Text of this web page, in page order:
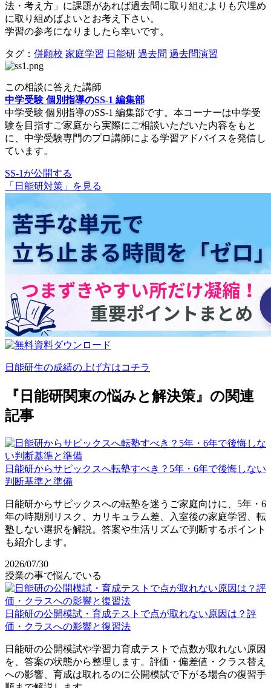
法・考え方」に課題があれば過去問に取り組むよりも穴埋め
に取り組めばよいとお考え下さい。
学習の参考になりましたら幸いです。
タグ： 併願校 家庭学習 日能研 過去問 過去問演習
この相談に答えた講師
中学受験 個別指導のSS-1 編集部
中学受験 個別指導のSS-1 編集部です。本コーナーは中学受
験を目指すご家庭から実際にご相談いただいた内容をもと
に、中学受験専門のプロ講師による学習アドバイスを発信し
ています。
SS-1が公開する
「日能研対策」を見る
日能研生の成績の上げ方はコチラ
『日能研関東の悩みと解決策』の関連
記事
日能研からサピックスへ転塾すべき？5年・6年で後悔しない
判断基準と準備
日能研からサピックスへの転塾を迷うご家庭向けに、5年・6
年の時期別リスク、カリキュラム差、入室後の家庭学習、転
塾しない選択を解説。答案や生活リズムで判断するポイント
も紹介します。
2026/07/30
授業の事で悩んでいる
日能研の公開模試・育成テストで点が取れない原因は？評
価・クラスへの影響と復習法
日能研の公開模試や学習力育成テストで点数が取れない原因
を、答案の状態から整理します。評価・偏差値・クラス替え
への影響、育成は取れるのに公開模試で下がる場合の復習手